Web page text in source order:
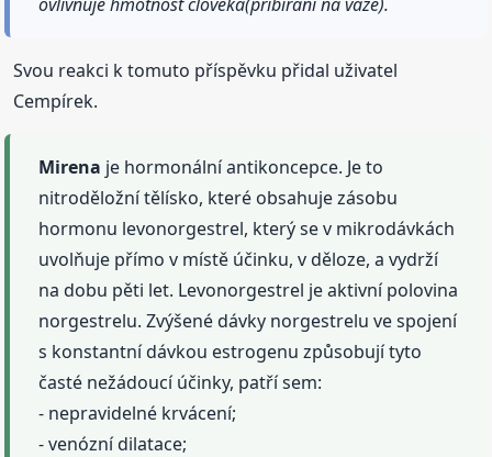
Svou reakci k tomuto příspěvku přidal uživatel
Cempírek.
Mirena je hormonální antikoncepce. Je to
nitroděložní tělísko, které obsahuje zásobu
hormonu levonorgestrel, který se v mikrodávkách
uvolňuje přímo v místě účinku, v děloze, a vydrží
na dobu pěti let. Levonorgestrel je aktivní polovina
norgestrelu. Zvýšené dávky norgestrelu ve spojení
s konstantní dávkou estrogenu způsobují tyto
časté nežádoucí účinky, patří sem:
- nepravidelné krvácení;
- venózní dilatace;